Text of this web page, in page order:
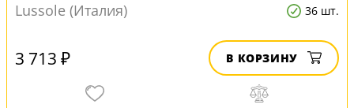
Lussole (Италия) 36 шт.
3 713 ₽ В КОРЗИНУ